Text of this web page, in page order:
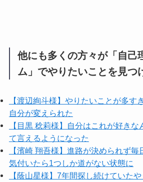
他にも多くの方々が「自己
ム」でやりたいことを見つ
【渡辺絢斗様】やりたいことが多す
自分が変えられた
【目黒 稔莉様】自分はこれが好き
て言えるようになった
【濱崎 翔吾様】進路が決められず毎
気付いたら1つしか道がない状態に
【蔭山星様】7年間探し続けていた